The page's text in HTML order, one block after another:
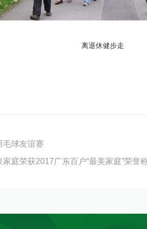
离退休健步走
毛球友谊赛
庭荣获2017广东百户“最美家庭”荣誉